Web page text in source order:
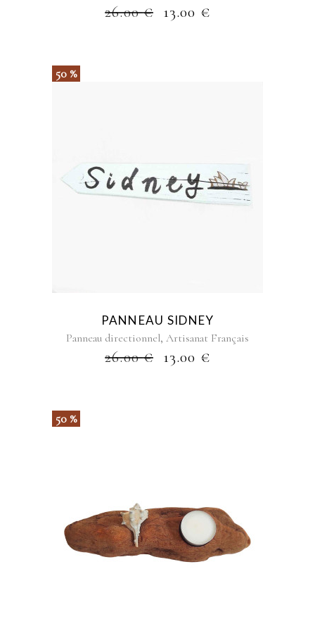
26.00€ 13.00 €
50 %
PANNEAU SIDNEY
Panneau directionnel, Artisanat Français
26.00€ 13.00 €
50 %